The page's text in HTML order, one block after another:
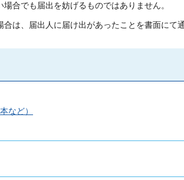
合でも届出を妨げるものではありません。
は、届出人に届け出があったことを書面にて
など）